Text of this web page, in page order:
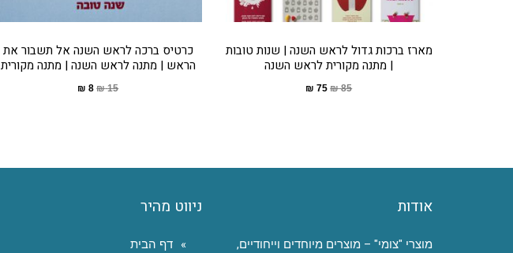
מארז ברכות גדול לראש השנה | שנות טובות
| מתנה מקורית לראש השנה
85
₪
75
₪
כרטיס ברכה לראש השנה אל תשבור את
הראש | מתנה לראש השנה | מתנה מקורית
15
₪
8
₪
אודות
מוצרי "צומי" – מוצרים מיוחדים וייחודיים,
ניווט מהיר
דף הבית